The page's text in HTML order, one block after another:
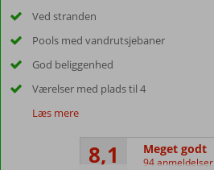
Ved stranden
Pools med vandrutsjebaner
God beliggenhed
Værelser med plads til 4
Læs mere
8,1 Meget godt
94 anmeldelser